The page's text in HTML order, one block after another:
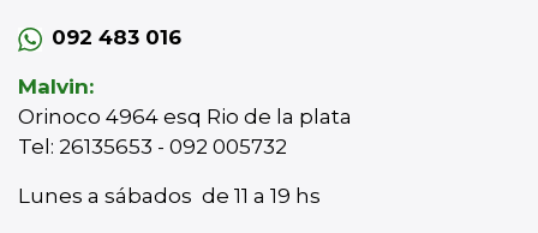
092 483 016
Malvin:
Orinoco 4964 esq Rio de la plata
Tel: 26135653 - 092 005732
Lunes a sábados de 11 a 19 hs